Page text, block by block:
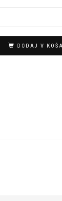
DODAJ V